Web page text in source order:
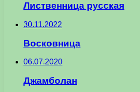
Лиственница русская
30.11.2022
Восковница
06.07.2020
Джамболан